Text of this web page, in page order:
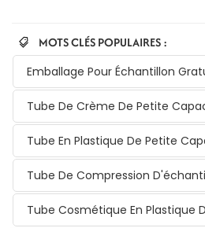
MOTS CLÉS POPULAIRES :
Emballage Pour Échantillon
Tube De Crème De Petite
Tube En Plastique De Petite
Tube De Compression
Tube Cosmétique En Plastique